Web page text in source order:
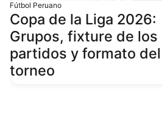
Fútbol Peruano
Copa de la Liga 2026:
Grupos, fixture de los
partidos y formato del
torneo